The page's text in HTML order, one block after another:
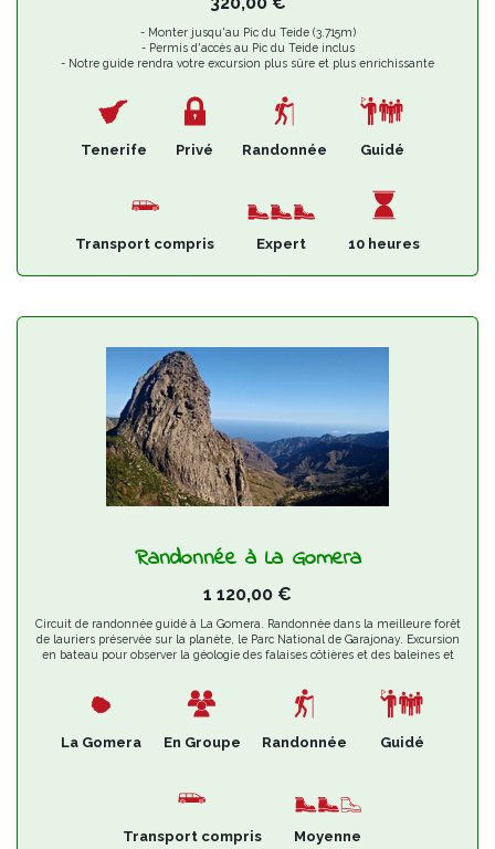
- Monter jusqu'au Pic du Teide (3.715m)
- Permis d'accès au Pic du Teide inclus
- Notre guide rendra votre excursion plus sûre et plus enrichissante
Tenerife Privé Randonnée Guidé
Transport compris Expert 10 heures
Randonnée à La Gomera
1 120,00 €
Circuit de randonnée guidé à La Gomera. Randonnée dans la meilleure forêt
de lauriers préservée sur la planète, le Parc National de Garajonay. Excursion
en bateau pour observer la géologie des falaises côtières et des baleines et
Mondial Immatériel de l'UNESCO. Dégustez des plats et des boissons typiques
tels que l'almogrote, le syrop de palme, le gofio, le guarapo ou le gomerón.
La Gomera En Groupe Randonnée Guidé
Transport compris Moyenne